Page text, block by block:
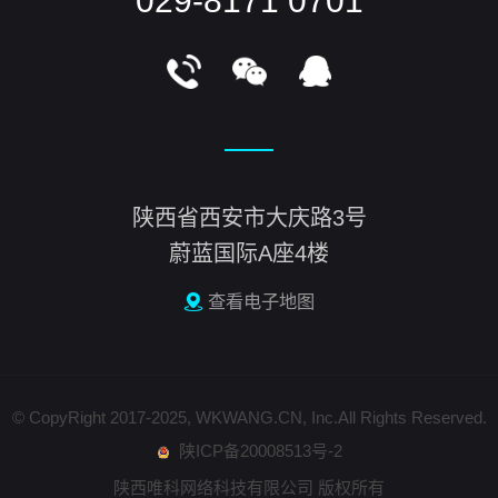
陕西省西安市大庆路3号
蔚蓝国际A座4楼
查看电子地图
© CopyRight 2017-2025, WKWANG.CN, Inc.All Rights Reserved.
陕ICP备20008513号-2
陕西唯科网络科技有限公司 版权所有